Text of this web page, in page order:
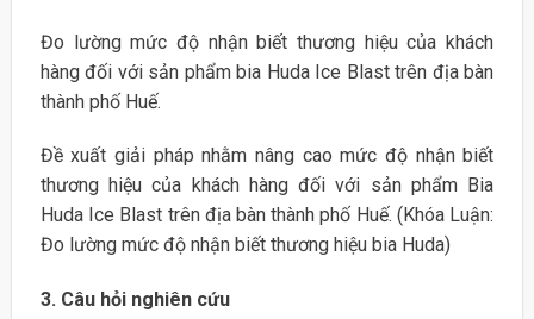
Đo lường mức độ nhận biết thương hiệu của khách
hàng đối với sản phẩm bia Huda Ice Blast trên địa bàn
thành phố Huế.
Đề xuất giải pháp nhằm nâng cao mức độ nhận biết
thương hiệu của khách hàng đối với sản phẩm Bia
Huda Ice Blast trên địa bàn thành phố Huế. (Khóa Luận:
Đo lường mức độ nhận biết thương hiệu bia Huda)
3. Câu hỏi nghiên cứu